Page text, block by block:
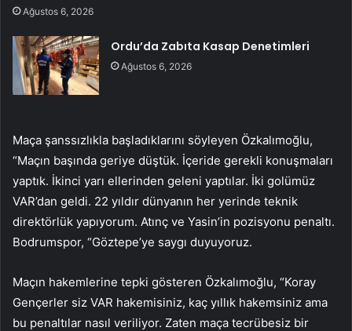
Ağustos 6, 2026
Ordu’da Zabıta Kasap Denetimleri
Ağustos 6, 2026
Maça şanssızlıkla başladıklarını söyleyen Özkalımoğlu,
“Maçın başında geriye düştük. İçeride gerekli konuşmaları
yaptık. İkinci yarı ellerinden geleni yaptılar. İki golümüz
VAR’dan geldi. 22 yıldır dünyanın her yerinde teknik
direktörlük yapıyorum. Atınç ve Yasin’in pozisyonu penaltı.
Bodrumspor, “Göztepe’ye saygı duyuyoruz.
Maçın hakemlerine tepki gösteren Özkalımoğlu, “Koray
Gençerler siz VAR hakemisiniz, kaç yıllık hakemsiniz ama
bu penaltılar nasıl veriliyor. Zaten maça tecrübesiz bir